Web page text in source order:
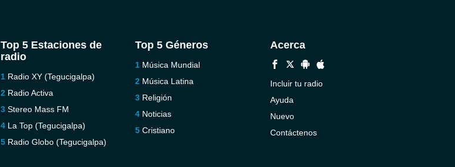
Top 5 Estaciones de
radio
Radio XY (Tegucigalpa)
Radio Activa
Stereo Mass FM
La Top (Tegucigalpa)
Radio Globo (Tegucigalpa)
Top 5 Géneros
Música Mundial
Música Latina
Religión
Noticias
Cristiano
Acerca
Incluir tu radio
Ayuda
Nuevo
Contáctenos